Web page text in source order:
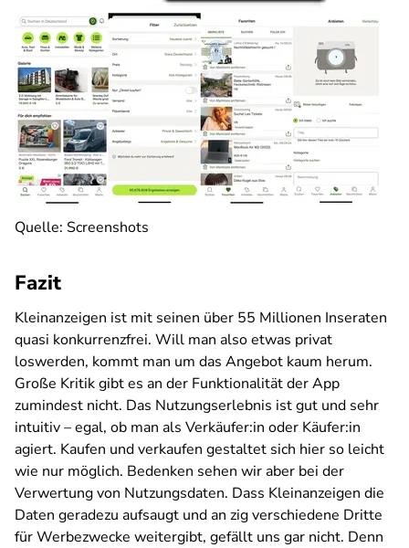
Quelle: Screenshots
Fazit
Kleinanzeigen ist mit seinen über 55 Millionen Inseraten
quasi konkurrenzfrei. Will man also etwas privat
loswerden, kommt man um das Angebot kaum herum.
Große Kritik gibt es an der Funktionalität der App
zumindest nicht. Das Nutzungserlebnis ist gut und sehr
intuitiv – egal, ob man als Verkäufer:in oder Käufer:in
agiert. Kaufen und verkaufen gestaltet sich hier so leicht
wie nur möglich. Bedenken sehen wir aber bei der
Verwertung von Nutzungsdaten. Dass Kleinanzeigen die
Daten geradezu aufsaugt und an zig verschiedene Dritte
für Werbezwecke weitergibt, gefällt uns gar nicht. Denn